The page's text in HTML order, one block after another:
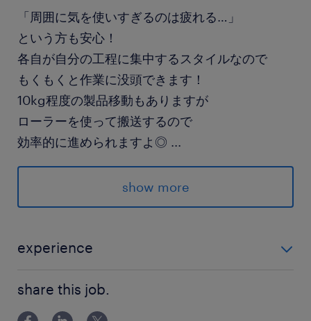
「周囲に気を使いすぎるのは疲れる…」
という方も安心！
各自が自分の工程に集中するスタイルなので
もくもくと作業に没頭できます！
10kg程度の製品移動もありますが
ローラーを使って搬送するので
効率的に進められますよ◎ ...
快適室温×もくもく作業
＝＝＝＝＝
派遣先の特徴
空調・食堂完備の充実した福利厚生が魅力の企業
show more
experience
の使い方から、 先輩がマンツーマンで丁寧にお教えし
ます。 まずは簡単な工程からスタート！
share this job.